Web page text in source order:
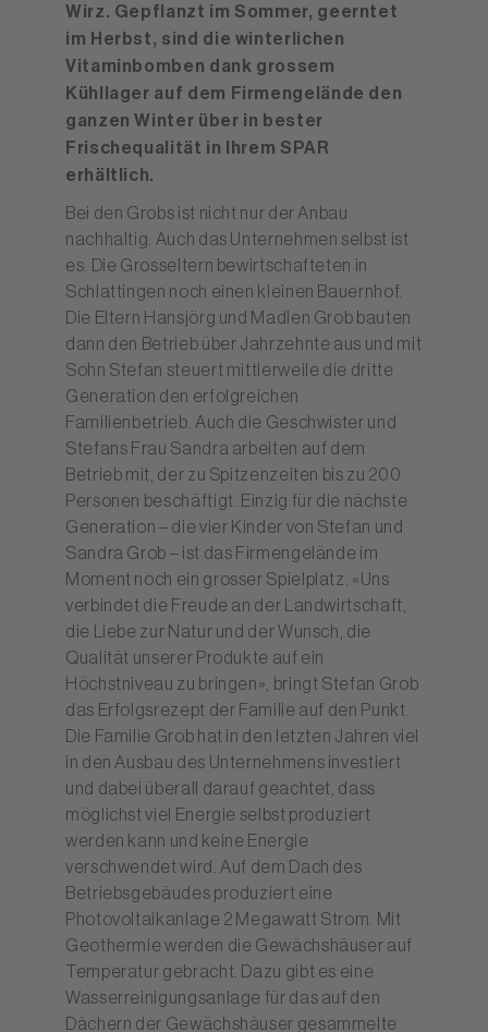
Wirz. Gepflanzt im Sommer, geerntet
im Herbst, sind die winterlichen
Vitaminbomben dank grossem
Kühllager auf dem Firmengelände den
ganzen Winter über in bester
Frischequalität in Ihrem SPAR
erhältlich.
Bei den Grobs ist nicht nur der Anbau
nachhaltig. Auch das Unternehmen selbst ist
es. Die Grosseltern bewirtschafteten in
Schlattingen noch einen kleinen Bauernhof.
Die Eltern Hansjörg und Madlen Grob bauten
dann den Betrieb über Jahrzehnte aus und mit
Sohn Stefan steuert mittlerweile die dritte
Generation den erfolgreichen
Familienbetrieb. Auch die Geschwister und
Stefans Frau Sandra arbeiten auf dem
Betrieb mit, der zu Spitzenzeiten bis zu 200
Personen beschäftigt. Einzig für die nächste
Generation – die vier Kinder von Stefan und
Sandra Grob – ist das Firmengelände im
Moment noch ein grosser Spielplatz. «Uns
verbindet die Freude an der Landwirtschaft,
die Liebe zur Natur und der Wunsch, die
Qualität unserer Produkte auf ein
Höchstniveau zu bringen», bringt Stefan Grob
das Erfolgsrezept der Familie auf den Punkt.
Die Familie Grob hat in den letzten Jahren viel
in den Ausbau des Unternehmens investiert
und dabei überall darauf geachtet, dass
möglichst viel Energie selbst produziert
werden kann und keine Energie
verschwendet wird. Auf dem Dach des
Betriebsgebäudes produziert eine
Photovoltaikanlage 2 Megawatt Strom. Mit
Geothermie werden die Gewächshäuser auf
Temperatur gebracht. Dazu gibt es eine
Wasserreinigungsanlage für das auf den
Dächern der Gewächshäuser gesammelte